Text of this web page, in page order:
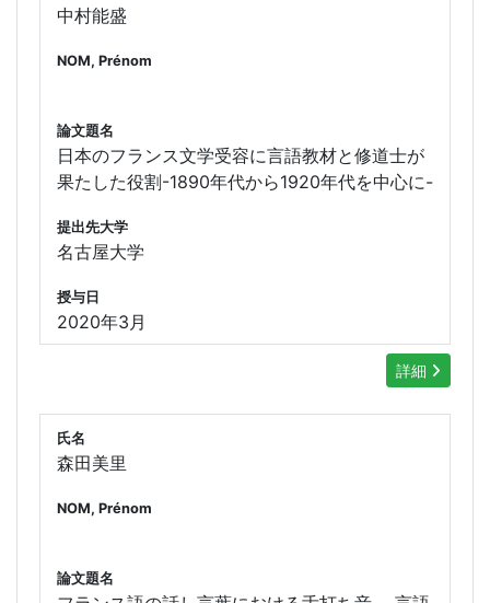
中村能盛
NOM, Prénom
論文題名
日本のフランス文学受容に言語教材と修道士が
果たした役割-1890年代から1920年代を中心に-
提出先大学
名古屋大学
授与日
2020年3月
詳細
氏名
森田美里
NOM, Prénom
論文題名